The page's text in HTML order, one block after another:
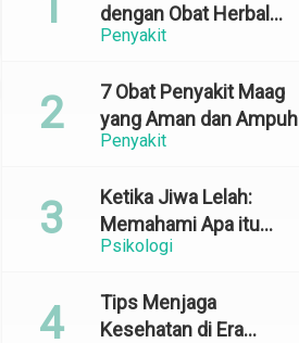
Penyakit
dengan Obat Herbal
yang Ampuh dan
Penyakit
7 Obat Penyakit Maag
yang Aman dan Ampuh
Psikologi
Ketika Jiwa Lelah:
Memahami Apa itu
Emotional Exhaustion
Tips Menjaga
Kesehatan di Era